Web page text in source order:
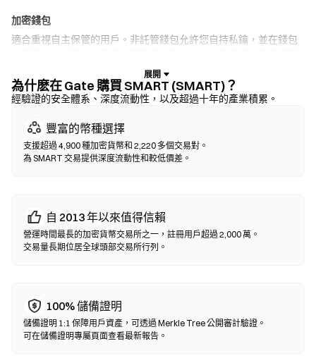
加密錢包
適合重視自主保管的用戶。非託管錢包允許您自持私鑰，並在錢包
可使用信用卡購買 SMART。務必備份助記詞，並在確認任何交易前
核實合約地址。
去中心化交易所 (DEX)
無需中間方的點對點交易。DEX 透過智能合約在鏈上執行兌換，無
需註冊或身分認證。連接兼容錢包，選擇代幣對，設置滑點容差後
為什麽在 Gate 購買 SMART (SMART)？
經驗證的安全體系、深度流動性，以及超過十年的產業積累。
豐富的幣種選擇
支援超過 4,900 種加密貨幣和 2,220 多個交易對。
為 SMART 交易提供深度流動性和較低價差。
自 2013 年以來值得信賴
營運時間最長的加密貨幣交易所之一，註冊用戶超過 2,000 萬。
交易量長期位居全球頭部交易所行列。
100% 儲備證明
儲備證明 1:1 保障用戶資產，可透過 Merkle Tree 公開審計驗證。
可在儲備證明專屬頁面查看最新報告。